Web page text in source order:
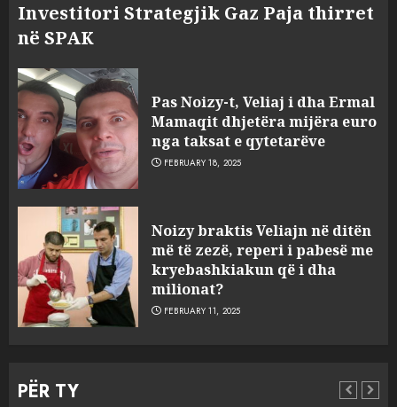
Investitori Strategjik Gaz Paja thirret
në SPAK
Pas Noizy-t, Veliaj i dha Ermal
Mamaqit dhjetëra mijëra euro
nga taksat e qytetarëve
FEBRUARY 18, 2025
Noizy braktis Veliajn në ditën
më të zezë, reperi i pabesë me
kryebashkiakun që i dha
milionat?
FEBRUARY 11, 2025
PËR TY
3
sulmuan “One Albania”,
ngjarja u fsheh. A u vodhën
serverat?
MARCH 25, 2025